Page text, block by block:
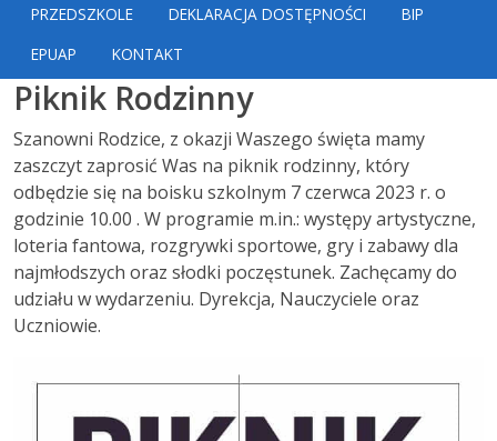
PRZEDSZKOLE
DEKLARACJA DOSTĘPNOŚCI
BIP
EPUAP
KONTAKT
Piknik Rodzinny
Szanowni Rodzice, z okazji Waszego święta mamy
zaszczyt zaprosić Was na piknik rodzinny, który
odbędzie się na boisku szkolnym 7 czerwca 2023 r. o
godzinie 10.00 . W programie m.in.: występy artystyczne,
loteria fantowa, rozgrywki sportowe, gry i zabawy dla
najmłodszych oraz słodki poczęstunek. Zachęcamy do
udziału w wydarzeniu. Dyrekcja, Nauczyciele oraz
Uczniowie.